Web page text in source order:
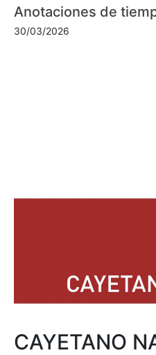
Anotaciones de
30/03/2026
CAYETANO